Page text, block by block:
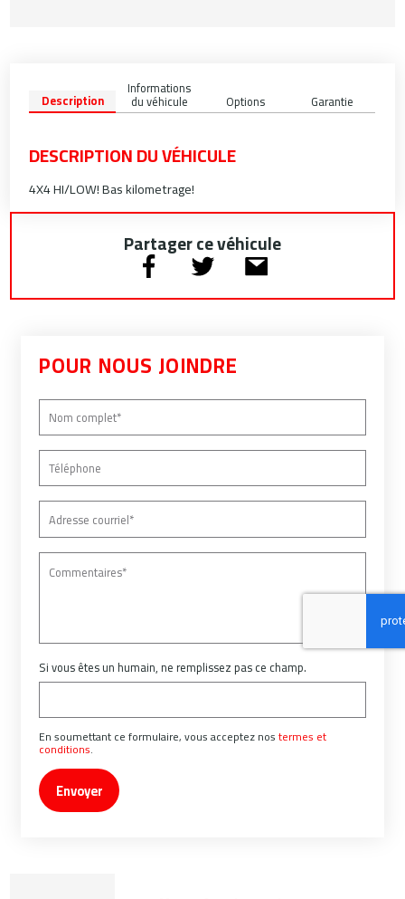
Description
Informations
du véhicule Options Garantie
DESCRIPTION DU VÉHICULE
4X4 HI/LOW! Bas kilometrage!
Partager ce véhicule
POUR NOUS JOINDRE
Si vous êtes un humain, ne remplissez pas ce champ.
En soumettant ce formulaire, vous acceptez nostermes et
conditions.
Envoyer